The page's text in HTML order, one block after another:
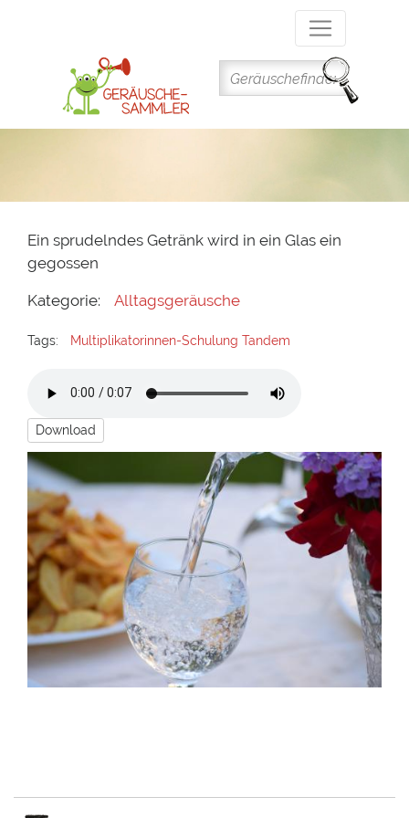
Inhalt
Ein sprudelndes Getränk wird in ein Glas ein
gegossen
Kategorie: Alltagsgeräusche
Tags: Multiplikatorinnen-Schulung Tandem
Download